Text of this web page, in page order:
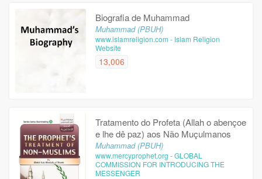
Biografia de Muhammad
Muhammad (PBUH)
www.islamreligion.com - Islam Religion
Website
13,006
Tratamento do Profeta (Allah o abençoe
e lhe dê paz) aos Não Muçulmanos
Muhammad (PBUH)
www.mercyprophet.org - GLOBAL
COMMISSION FOR INTRODUCING THE
MESSENGER